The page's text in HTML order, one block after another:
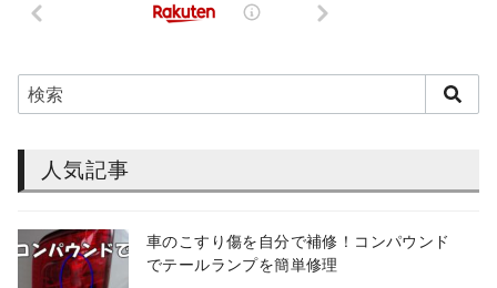
人気記事
車のこすり傷を自分で補修！コンパウンド
でテールランプを簡単修理